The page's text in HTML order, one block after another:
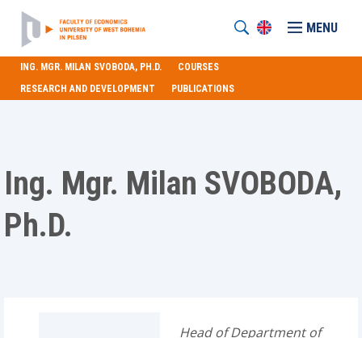
MENU
ING. MGR. MILAN SVOBODA, PH.D.
COURSES
RESEARCH AND DEVELOPMENT
PUBLICATIONS
Ing. Mgr. Milan SVOBODA,
Ph.D.
Head of Department of